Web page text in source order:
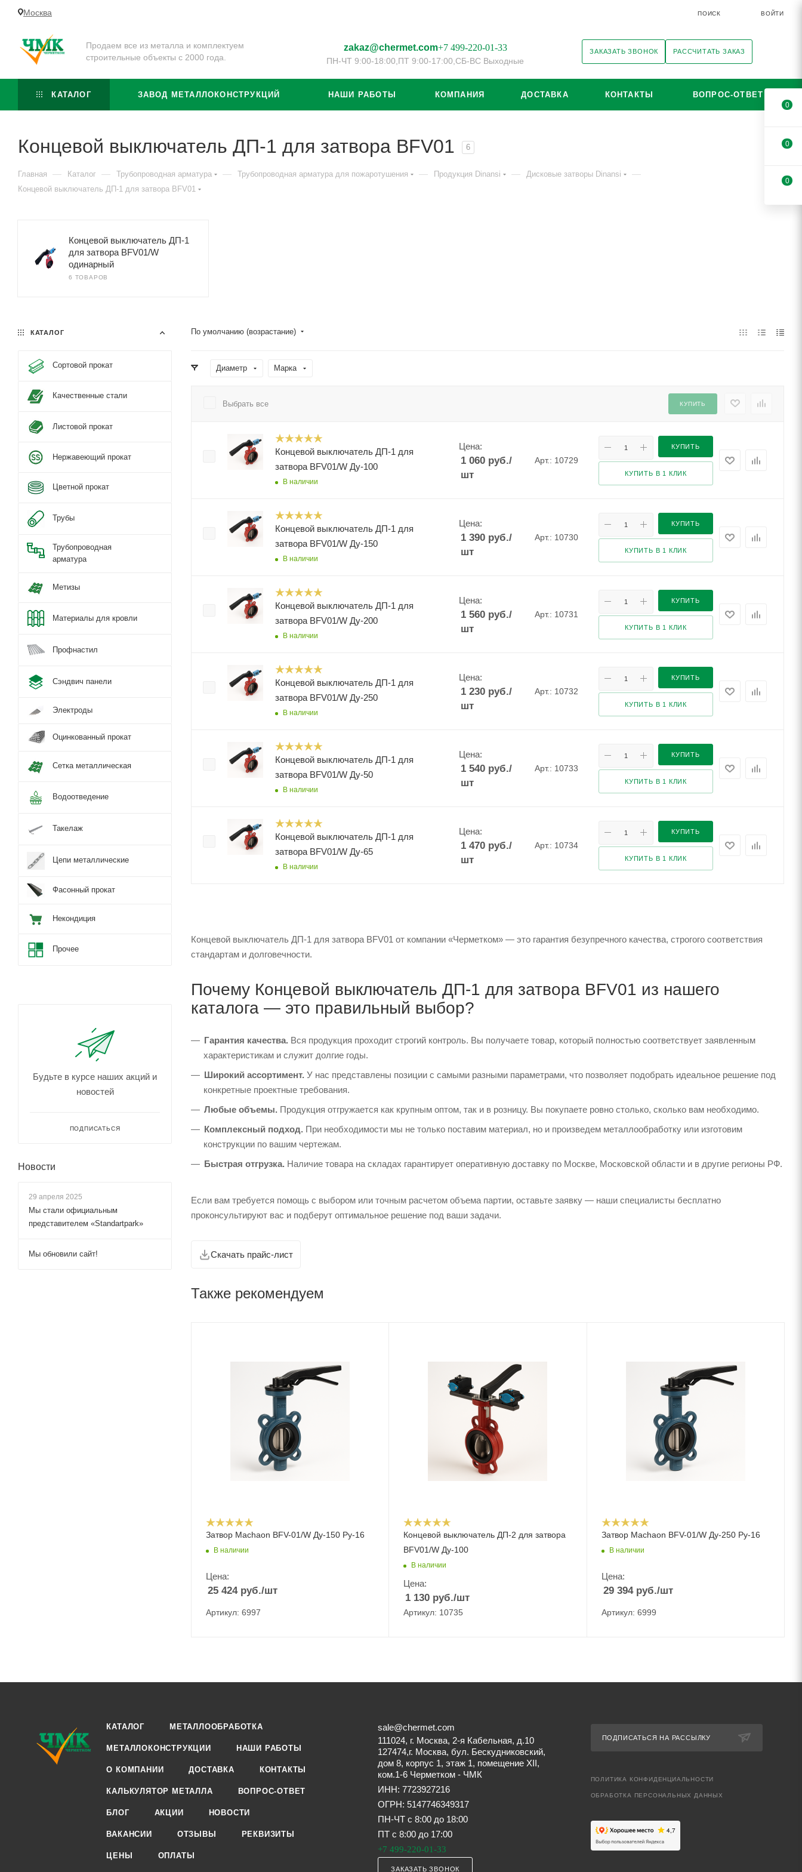
Москва ПОИСК ВОЙТИ
Продаем все из металла и комплектуем
строительные объекты с 2000 года.
zakaz@chermet.com+7 499-220-01-33
ПН-ЧТ 9:00-18:00, ПТ 9:00-17:00, СБ-ВС Выходные
ЗАКАЗАТЬ ЗВОНОК РАССЧИТАТЬ ЗАКАЗ
КАТАЛОГ ЗАВОД МЕТАЛЛОКОНСТРУКЦИЙ НАШИ РАБОТЫ КОМПАНИЯ ДОСТАВКА КОНТАКТЫ ВОПРОС-ОТВЕТ
Концевой выключатель ДП-1 для затвора BFV01 6
Главная — Каталог — Трубопроводная арматура — Трубопроводная арматура для пожаротушения — Продукция Dinansi — Дисковые затворы Dinansi —
Концевой выключатель ДП-1 для затвора BFV01
Концевой выключатель ДП-1
для затвора BFV01/W
одинарный
6 ТОВАРОВ
По умолчанию (возрастание)
Диаметр Марка
Выбрать все КУПИТЬ
Концевой выключатель ДП-1 для
затвора BFV01/W Ду-100
В наличии
Цена:
1 060руб./
шт
Арт.: 10729
КУПИТЬ
КУПИТЬ В 1 КЛИК
Концевой выключатель ДП-1 для
затвора BFV01/W Ду-150
В наличии
Цена:
1 390руб./
шт
Арт.: 10730
КУПИТЬ
КУПИТЬ В 1 КЛИК
Концевой выключатель ДП-1 для
затвора BFV01/W Ду-200
В наличии
Цена:
1 560руб./
шт
Арт.: 10731
КУПИТЬ
КУПИТЬ В 1 КЛИК
Концевой выключатель ДП-1 для
затвора BFV01/W Ду-250
В наличии
Цена:
1 230руб./
шт
Арт.: 10732
КУПИТЬ
КУПИТЬ В 1 КЛИК
Концевой выключатель ДП-1 для
затвора BFV01/W Ду-50
В наличии
Цена:
1 540руб./
шт
Арт.: 10733
КУПИТЬ
КУПИТЬ В 1 КЛИК
Концевой выключатель ДП-1 для
затвора BFV01/W Ду-65
В наличии
Цена:
1 470руб./
шт
Арт.: 10734
КУПИТЬ
КУПИТЬ В 1 КЛИК
Концевой выключатель ДП-1 для затвора BFV01 от компании «Черметком» — это гарантия безупречного качества, строгого соответствия
стандартам и долговечности.
Почему Концевой выключатель ДП-1 для затвора BFV01 из нашего
каталога — это правильный выбор?
Гарантия качества. Вся продукция проходит строгий контроль. Вы получаете товар, который полностью соответствует заявленным
характеристикам и служит долгие годы.
Широкий ассортимент. У нас представлены позиции с самыми разными параметрами, что позволяет подобрать идеальное решение под
конкретные проектные требования.
Любые объемы. Продукция отгружается как крупным оптом, так и в розницу. Вы покупаете ровно столько, сколько вам необходимо.
Комплексный подход. При необходимости мы не только поставим материал, но и произведем металлообработку или изготовим
конструкции по вашим чертежам.
Быстрая отгрузка. Наличие товара на складах гарантирует оперативную доставку по Москве, Московской области и в другие регионы РФ.
Если вам требуется помощь с выбором или точным расчетом объема партии, оставьте заявку — наши специалисты бесплатно
проконсультируют вас и подберут оптимальное решение под ваши задачи.
Скачать прайс-лист
Также рекомендуем
Затвор Machaon BFV-01/W Ду-150 Ру-16
В наличии
Цена:
25 424руб./шт
Артикул: 6997
Концевой выключатель ДП-2 для затвора
BFV01/W Ду-100
В наличии
Цена:
1 130 руб./шт
Артикул: 10735
Затвор Machaon BFV-01/W Ду-250 Ру-16
В наличии
Цена:
29 394руб./шт
Артикул: 6999
КАТАЛОГ
Сортовой прокат
Качественные стали
Листовой прокат
Нержавеющий прокат
Цветной прокат
Трубы
Трубопроводная
арматура
Метизы
Материалы для кровли
Профнастил
Сэндвич панели
Электроды
Оцинкованный прокат
Сетка металлическая
Водоотведение
Такелаж
Цепи металлические
Фасонный прокат
Некондиция
Прочее
Будьте в курсе наших акций и
новостей
ПОДПИСАТЬСЯ
Новости
29 апреля 2025
Мы стали официальным
представителем «Standartpark»
Мы обновили сайт!
КАТАЛОГ МЕТАЛЛООБРАБОТКА
МЕТАЛЛОКОНСТРУКЦИИ НАШИ РАБОТЫ
О КОМПАНИИ ДОСТАВКА КОНТАКТЫ
КАЛЬКУЛЯТОР МЕТАЛЛА ВОПРОС-ОТВЕТ
БЛОГ АКЦИИ НОВОСТИ
ВАКАНСИИ ОТЗЫВЫ РЕКВИЗИТЫ
ЦЕНЫ ОПЛАТЫ
sale@chermet.com
111024, г. Москва, 2-я Кабельная, д.10
127474,г. Москва, бул. Бескудниковский,
дом 8, корпус 1, этаж 1, помещение XII,
ком.1-6 Черметком - ЧМК
ИНН: 7723927216
ОГРН: 5147746349317
ПН-ЧТ с 8:00 до 18:00
ПТ с 8:00 до 17:00
+7 499-220-01-33
ЗАКАЗАТЬ ЗВОНОК
ПОДПИСАТЬСЯ НА РАССЫЛКУ
ПОЛИТИКА КОНФИДЕНЦИАЛЬНОСТИ
ОБРАБОТКА ПЕРСОНАЛЬНЫХ ДАННЫХ
0
0
0